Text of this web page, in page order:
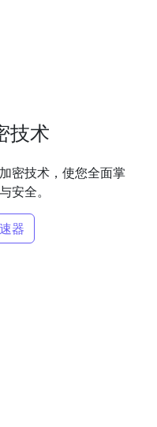
技术
密技术，使您全面掌
安全。
器